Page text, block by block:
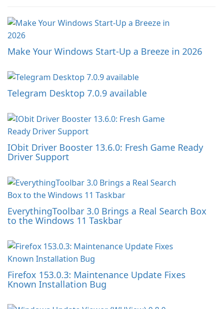
Make Your Windows Start-Up a Breeze in 2026
Telegram Desktop 7.0.9 available
IObit Driver Booster 13.6.0: Fresh Game Ready
Driver Support
EverythingToolbar 3.0 Brings a Real Search Box
to the Windows 11 Taskbar
Firefox 153.0.3: Maintenance Update Fixes
Known Installation Bug